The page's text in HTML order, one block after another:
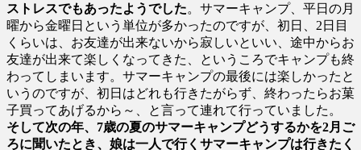
ストレスでもあったようでした。サマーキャンプ、平日の月
曜から金曜日という単位が多かったのですが、初日、2日目
くらいは、お友達が出来ないから寂しいといい、途中からお
友達が出来て楽しくなってきた、というころでキャンプも終
わってしまいます。サマーキャンプの最後には楽しかったと
いうのですが、初日はどれも行きたがらず、終わったらお菓
子買ってあげるから～、と言って連れて行っていました。
そして次の年、7歳の夏のサマーキャンプどうするかを2月ご
ろに聞いたとき、娘は一人で行くサマーキャンプは行きたく